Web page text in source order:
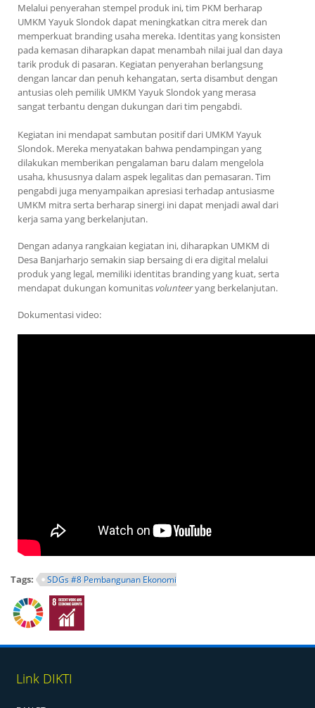
Melalui penyerahan stempel produk ini, tim PKM berharap
UMKM Yayuk Slondok dapat meningkatkan citra merek dan
memperkuat branding usaha mereka. Identitas yang konsisten
pada kemasan diharapkan dapat menambah nilai jual dan daya
tarik produk di pasaran. Kegiatan penyerahan berlangsung
dengan lancar dan penuh kehangatan, serta disambut dengan
antusias oleh pemilik UMKM Yayuk Slondok yang merasa
sangat terbantu dengan dukungan dari tim pengabdi.
Kegiatan ini mendapat sambutan positif dari UMKM Yayuk
Slondok. Mereka menyatakan bahwa pendampingan yang
dilakukan memberikan pengalaman baru dalam mengelola
usaha, khususnya dalam aspek legalitas dan pemasaran. Tim
pengabdi juga menyampaikan apresiasi terhadap antusiasme
UMKM mitra serta berharap sinergi ini dapat menjadi awal dari
kerja sama yang berkelanjutan.
Dengan adanya rangkaian kegiatan ini, diharapkan UMKM di
Desa Banjarharjo semakin siap bersaing di era digital melalui
produk yang legal, memiliki identitas branding yang kuat, serta
mendapat dukungan komunitasvolunteeryang berkelanjutan.
Dokumentasi video:
Tags: SDGs #8 Pembangunan Ekonomi
Link DIKTI